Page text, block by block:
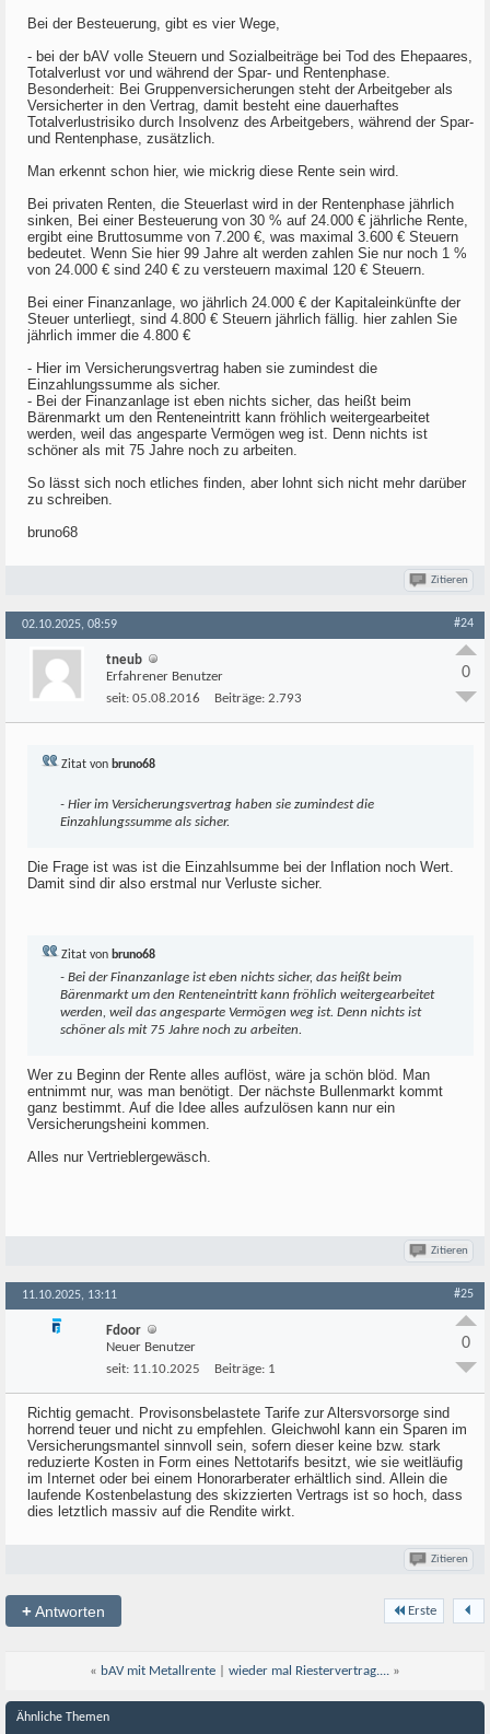
Bei der Besteuerung, gibt es vier Wege,
- bei der bAV volle Steuern und Sozialbeiträge bei Tod des Ehepaares,
Totalverlust vor und während der Spar- und Rentenphase.
Besonderheit: Bei Gruppenversicherungen steht der Arbeitgeber als
Versicherter in den Vertrag, damit besteht eine dauerhaftes
Totalverlustrisiko durch Insolvenz des Arbeitgebers, während der Spar-
und Rentenphase, zusätzlich.
Man erkennt schon hier, wie mickrig diese Rente sein wird.
Bei privaten Renten, die Steuerlast wird in der Rentenphase jährlich
sinken, Bei einer Besteuerung von 30 % auf 24.000 € jährliche Rente,
ergibt eine Bruttosumme von 7.200 €, was maximal 3.600 € Steuern
bedeutet. Wenn Sie hier 99 Jahre alt werden zahlen Sie nur noch 1 %
von 24.000 € sind 240 € zu versteuern maximal 120 € Steuern.
Bei einer Finanzanlage, wo jährlich 24.000 € der Kapitaleinkünfte der
Steuer unterliegt, sind 4.800 € Steuern jährlich fällig. hier zahlen Sie
jährlich immer die 4.800 €
- Hier im Versicherungsvertrag haben sie zumindest die
Einzahlungssumme als sicher.
- Bei der Finanzanlage ist eben nichts sicher, das heißt beim
Bärenmarkt um den Renteneintritt kann fröhlich weitergearbeitet
werden, weil das angesparte Vermögen weg ist. Denn nichts ist
schöner als mit 75 Jahre noch zu arbeiten.
So lässt sich noch etliches finden, aber lohnt sich nicht mehr darüber
zu schreiben.
bruno68
Zitieren
02.10.2025, 08:59 #24
tneub
Erfahrener Benutzer
seit: 05.08.2016 Beiträge: 2.793
0
Zitat von bruno68
- Hier im Versicherungsvertrag haben sie zumindest die
Einzahlungssumme als sicher.
Die Frage ist was ist die Einzahlsumme bei der Inflation noch Wert.
Damit sind dir also erstmal nur Verluste sicher.
Zitat von bruno68
- Bei der Finanzanlage ist eben nichts sicher, das heißt beim
Bärenmarkt um den Renteneintritt kann fröhlich weitergearbeitet
werden, weil das angesparte Vermögen weg ist. Denn nichts ist
schöner als mit 75 Jahre noch zu arbeiten.
Wer zu Beginn der Rente alles auflöst, wäre ja schön blöd. Man
entnimmt nur, was man benötigt. Der nächste Bullenmarkt kommt
ganz bestimmt. Auf die Idee alles aufzulösen kann nur ein
Versicherungsheini kommen.
Alles nur Vertrieblergewäsch.
Zitieren
11.10.2025, 13:11 #25
Fdoor
Neuer Benutzer
seit: 11.10.2025 Beiträge: 1
0
Richtig gemacht. Provisonsbelastete Tarife zur Altersvorsorge sind
horrend teuer und nicht zu empfehlen. Gleichwohl kann ein Sparen im
Versicherungsmantel sinnvoll sein, sofern dieser keine bzw. stark
reduzierte Kosten in Form eines Nettotarifs besitzt, wie sie weitläufig
im Internet oder bei einem Honorarberater erhältlich sind. Allein die
laufende Kostenbelastung des skizzierten Vertrags ist so hoch, dass
dies letztlich massiv auf die Rendite wirkt.
Zitieren
+Antworten Erste
« bAV mit Metallrente wieder mal Riestervertrag.... »
Ähnliche Themen